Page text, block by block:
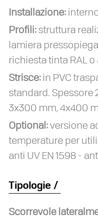
Installazione:
Profili:struttura
lamiera
richiesta tinta RAL o
Strisce:in PVC
standard. Spessore
3x300 mm, 4x400
Optional:versione
temperature per
anti UV EN 1598 -
Tipologie
Scorrevole